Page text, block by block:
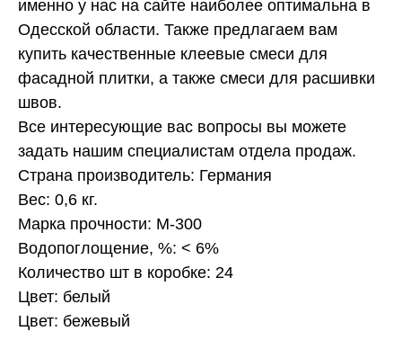
именно у нас на сайте наиболее оптимальна в
Одесской области. Также предлагаем вам
купить качественные клеевые смеси для
фасадной плитки, а также смеси для расшивки
швов.
Все интересующие вас вопросы вы можете
задать нашим специалистам отдела продаж.
Страна производитель: Германия
Вес: 0,6 кг.
Марка прочности: М-300
Водопоглощение, %: < 6%
Количество шт в коробке: 24
Цвет: белый
Цвет: бежевый